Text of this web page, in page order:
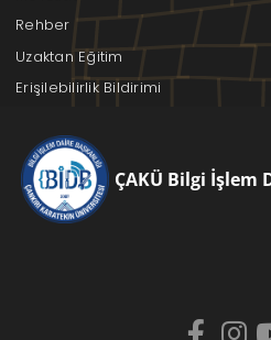
Rehber
Uzaktan Eğitim
Erişilebilirlik Bildirimi
ÇAKÜ Bilgi İşlem